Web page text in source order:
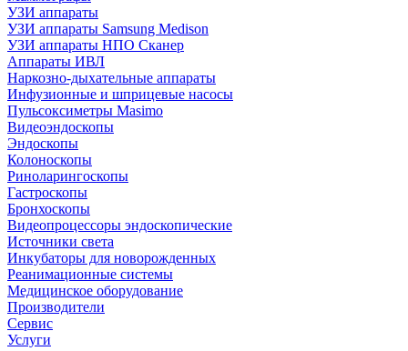
УЗИ аппараты
УЗИ аппараты Samsung Medison
УЗИ аппараты НПО Сканер
Аппараты ИВЛ
Наркозно-дыхательные аппараты
Инфузионные и шприцевые насосы
Пульсоксиметры Masimo
Видеоэндоскопы
Эндоскопы
Колоноскопы
Риноларингоскопы
Гастроскопы
Бронхоскопы
Видеопроцессоры эндоскопические
Источники света
Инкубаторы для новорожденных
Реанимационные системы
Медицинское оборудование
Производители
Сервис
Услуги